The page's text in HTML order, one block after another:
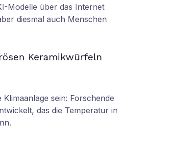
Modelle über das Internet
diesmal auch Menschen
Keramikwürfeln
sein: Forschende
das die Temperatur in